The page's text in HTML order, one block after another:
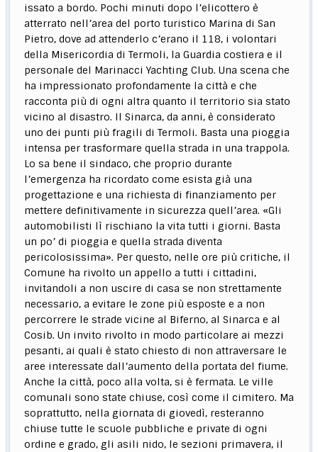
issato a bordo. Pochi minuti dopo l’elicottero è
atterrato nell’area del porto turistico Marina di San
Pietro, dove ad attenderlo c’erano il 118, i volontari
della Misericordia di Termoli, la Guardia costiera e il
personale del Marinacci Yachting Club. Una scena che
ha impressionato profondamente la città e che
racconta più di ogni altra quanto il territorio sia stato
vicino al disastro. Il Sinarca, da anni, è considerato
uno dei punti più fragili di Termoli. Basta una pioggia
intensa per trasformare quella strada in una trappola.
Lo sa bene il sindaco, che proprio durante
l’emergenza ha ricordato come esista già una
progettazione e una richiesta di finanziamento per
mettere definitivamente in sicurezza quell’area. «Gli
automobilisti lì rischiano la vita tutti i giorni. Basta
un po’ di pioggia e quella strada diventa
pericolosissima». Per questo, nelle ore più critiche, il
Comune ha rivolto un appello a tutti i cittadini,
invitandoli a non uscire di casa se non strettamente
necessario, a evitare le zone più esposte e a non
percorrere le strade vicine al Biferno, al Sinarca e al
Cosib. Un invito rivolto in modo particolare ai mezzi
pesanti, ai quali è stato chiesto di non attraversare le
aree interessate dall’aumento della portata del fiume.
Anche la città, poco alla volta, si è fermata. Le ville
comunali sono state chiuse, così come il cimitero. Ma
soprattutto, nella giornata di giovedì, resteranno
chiuse tutte le scuole pubbliche e private di ogni
ordine e grado, gli asili nido, le sezioni primavera, il